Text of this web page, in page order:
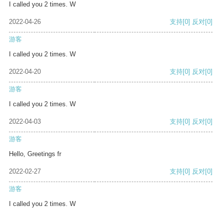
I called you 2 times. W
2022-04-26 支持[0] 反对[0]
游客
I called you 2 times. W
2022-04-20 支持[0] 反对[0]
游客
I called you 2 times. W
2022-04-03 支持[0] 反对[0]
游客
Hello, Greetings fr
2022-02-27 支持[0] 反对[0]
游客
I called you 2 times. W